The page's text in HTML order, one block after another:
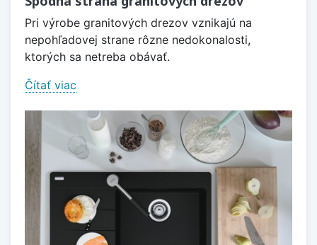
Pri výrobe granitových drezov vznikajú na
nepohľadovej strane rôzne nedokonalosti,
ktorých sa netreba obávať.
Čítať viac